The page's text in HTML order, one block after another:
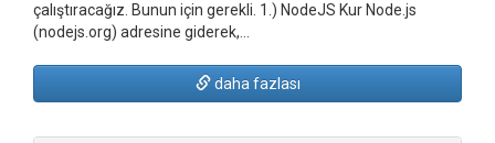
çalıştıracağız. Bunun için gerekli. 1.) NodeJS Kur Node.js
(nodejs.org) adresine giderek,…
daha fazlası